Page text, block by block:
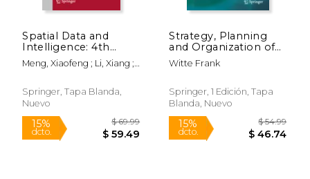
Spatial Data and
Intelligence: 4th
International
Conference, Spatialdi
China, April 13-15,
2023, Proceedings
Meng, Xiaofeng ; Li, Xiang ;
Springer, Tapa Blanda,
Nuevo
Strategy, Planning
and Organization of
Test Processes: Basis
for Successful Project
Testing (en Inglés)
Witte Frank
Springer, 1 Edición, Tapa
Blanda, Nuevo